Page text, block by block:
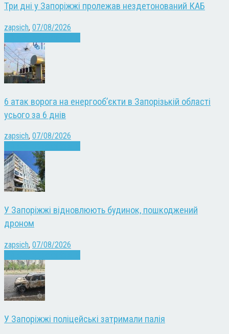
Три дні у Запоріжжі пролежав нездетонований КАБ
zapsich, 07/08/2026
6 атак ворога на енергооб’єкти в Запорізькій області
усього за 6 днів
zapsich, 07/08/2026
У Запоріжжі відновлюють будинок, пошкоджений
дроном
zapsich, 07/08/2026
У Запоріжжі поліцейські затримали палія